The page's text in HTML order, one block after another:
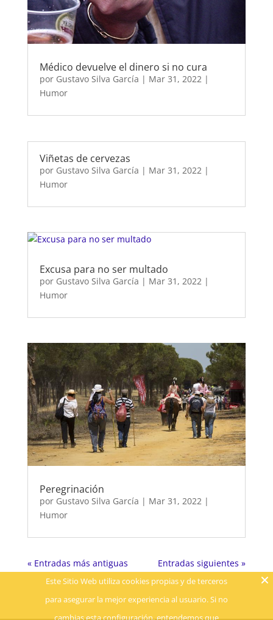
Médico devuelve el dinero si no cura
por Gustavo Silva García | Mar 31, 2022|
Humor
Viñetas de cervezas
por Gustavo Silva García | Mar 31, 2022 |
Humor
Excusa para no ser multado
por Gustavo Silva García | Mar 31, 2022|
Humor
Peregrinación
por Gustavo Silva García | Mar 31, 2022|
Humor
« Entradas más antiguas Entradas siguientes »
Este Sitio Web utiliza cookies propias y de terceros
para asegurar la mejor experiencia al usuario. Si no
cambias esta configuración, entendemos que